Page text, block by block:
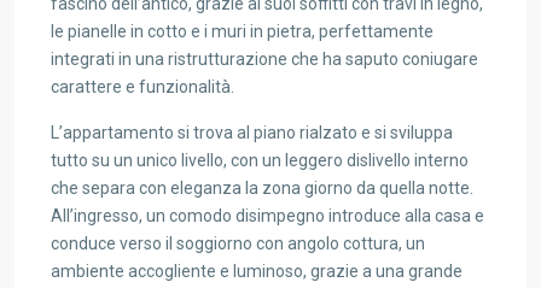
le pianelle in cotto e i muri in pietra, perfettamente
integrati in una ristrutturazione che ha saputo coniugare
carattere e funzionalità.
L’appartamento si trova al piano rialzato e si sviluppa
tutto su un unico livello, con un leggero dislivello interno
che separa con eleganza la zona giorno da quella notte.
All’ingresso, un comodo disimpegno introduce alla casa e
conduce verso il soggiorno con angolo cottura, un
ambiente accogliente e luminoso, grazie a una grande